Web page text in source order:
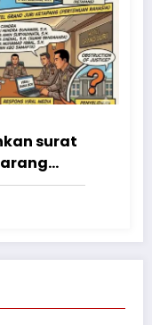
surat